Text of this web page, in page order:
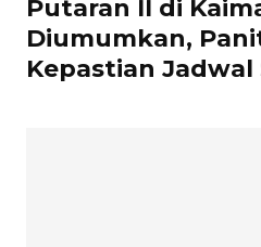
Putaran II di
Diumumkan,
Kepastian Jadwal